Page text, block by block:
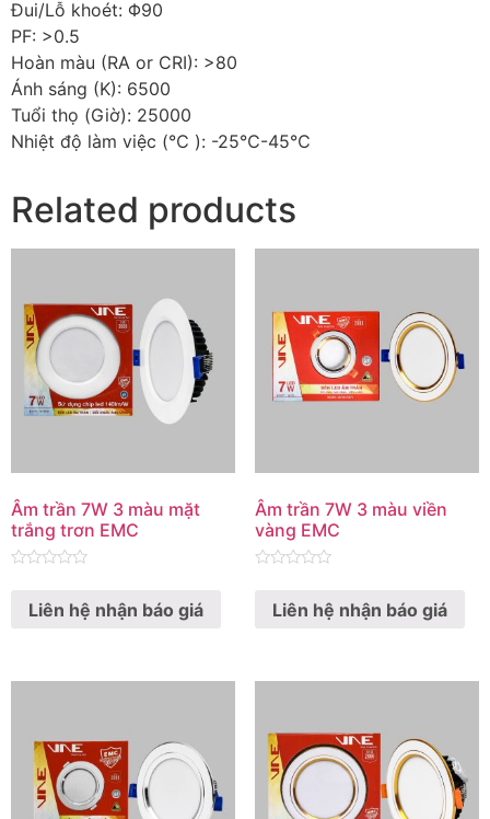
Đui/Lỗ khoét: Φ90
PF: >0.5
Hoàn màu (RA or CRI): >80
Ánh sáng (K): 6500
Tuổi thọ (Giờ): 25000
Nhiệt độ làm việc (℃ ): -25℃-45℃
Related products
Âm trần 7W 3 màu mặt
trắng trơn EMC
outLiên hệ nhận báo giá
Âm trần 7W 3 màu viền
vàng EMC
outLiên hệ nhận báo giá